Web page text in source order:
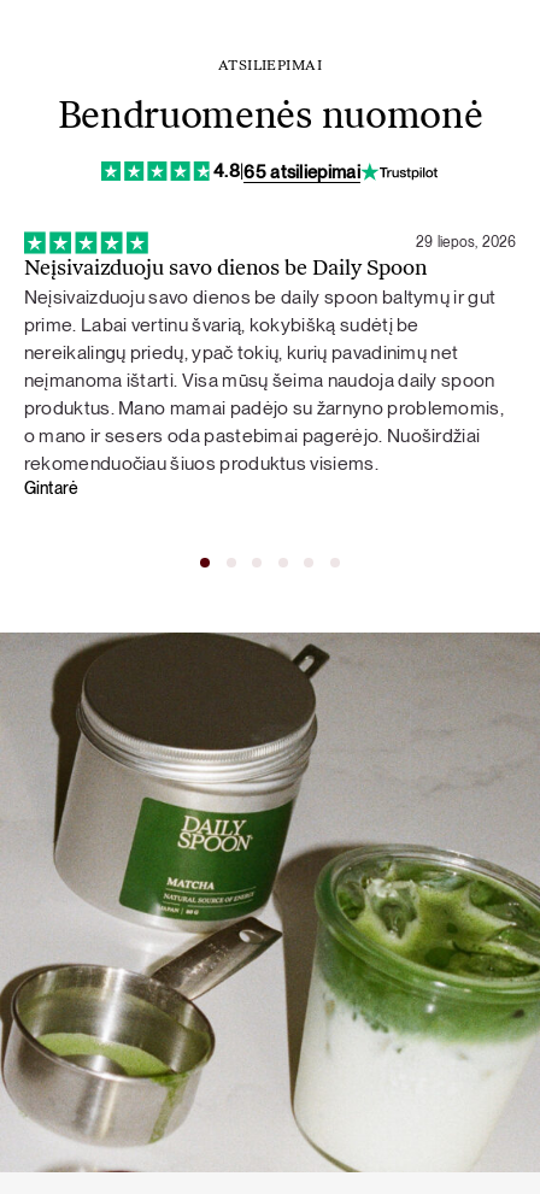
ATSILIEPIMAI
Bendruomenės nuomonė
4.8|65 atsiliepimai
29 liepos, 2026
Neįsivaizduoju savo dienos be Daily Spoon
Neįsivaizduoju savo dienos be daily spoon baltymų ir gut
prime. Labai vertinu švarią, kokybišką sudėtį be
nereikalingų priedų, ypač tokių, kurių pavadinimų net
neįmanoma ištarti. Visa mūsų šeima naudoja daily spoon
produktus. Mano mamai padėjo su žarnyno problemomis,
o mano ir sesers oda pastebimai pagerėjo. Nuoširdžiai
rekomenduočiau šiuos produktus visiems.
Gintarė